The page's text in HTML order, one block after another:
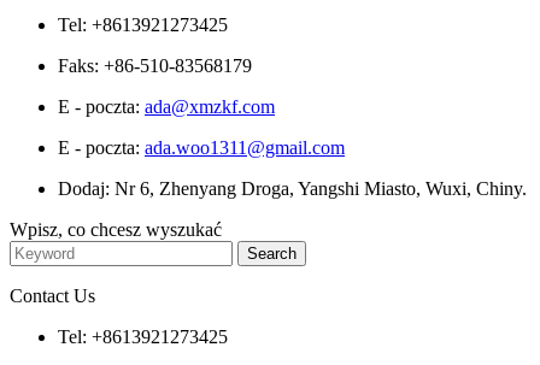
Tel: +8613921273425
Faks: +86-510-83568179
E - poczta: ada@xmzkf.com
E - poczta: ada.woo1311@gmail.com
Dodaj: Nr 6, Zhenyang Droga, Yangshi Miasto, Wuxi, Chiny.
Wpisz, co chcesz wyszukać
Contact Us
Tel: +8613921273425